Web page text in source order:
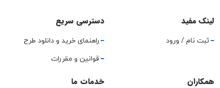
لینک مفید
ثبت نام / ورود
دسترسی سریع
راهنمای خرید و دانلود طرح
قوانین و مقررات
همکاران خدمات ما